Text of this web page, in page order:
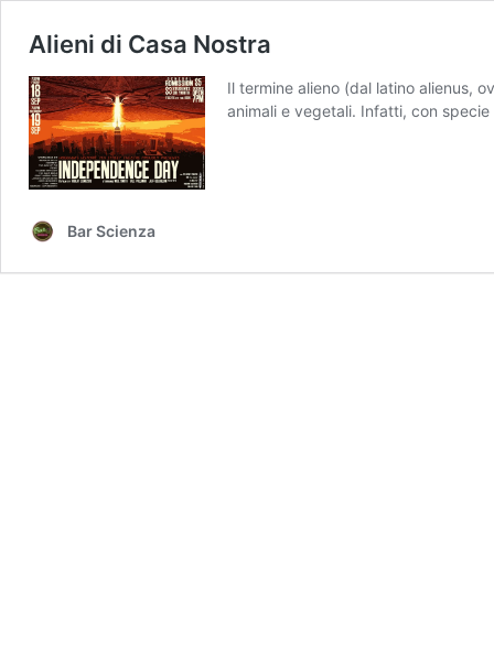
Alieni di Casa Nostra
Il termine alieno (dal latino alienus,
animali e vegetali. Infatti, con
Bar Scienza